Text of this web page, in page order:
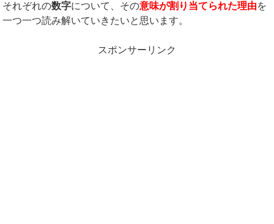
それぞれの数字について、その意味が割り当てられた理由を
一つ一つ読み解いていきたいと思います。
スポンサーリンク